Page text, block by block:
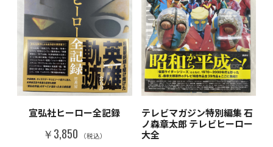
宣弘社ヒーロー全記録
￥3,850 （税込）
テレビマガジン特別編集 石
ノ森章太郎 テレビヒーロー
大全